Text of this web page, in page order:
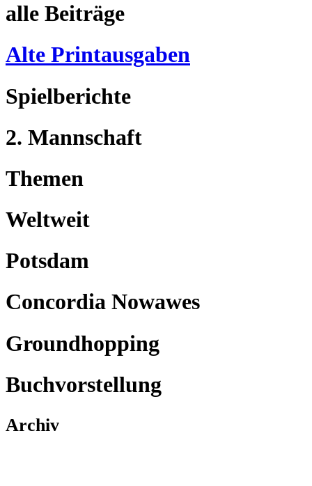
alle Beiträge
Alte Printausgaben
Spielberichte
2. Mannschaft
Themen
Weltweit
Potsdam
Concordia Nowawes
Groundhopping
Buchvorstellung
Archiv